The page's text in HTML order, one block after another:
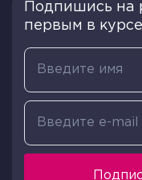
Подпишись на
первым в